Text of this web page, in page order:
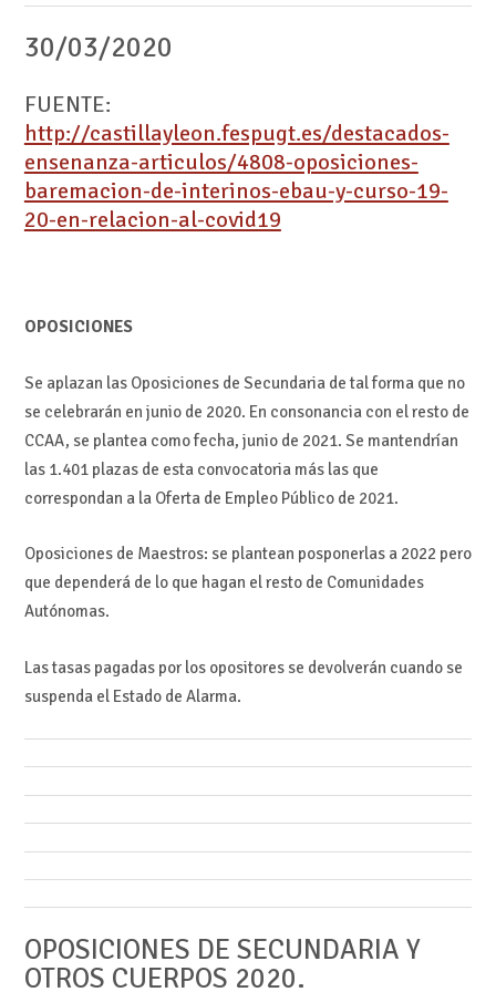
30/03/2020
FUENTE:
http://castillayleon.fespugt.es/destacados-
ensenanza-articulos/4808-oposiciones-
baremacion-de-interinos-ebau-y-curso-19-
20-en-relacion-al-covid19
OPOSICIONES
Se aplazan las Oposiciones de Secundaria de tal forma que no
se celebrarán en junio de 2020. En consonancia con el resto de
CCAA, se plantea como fecha, junio de 2021. Se mantendrían
las 1.401 plazas de esta convocatoria más las que
correspondan a la Oferta de Empleo Público de 2021.
Oposiciones de Maestros: se plantean posponerlas a 2022 pero
que dependerá de lo que hagan el resto de Comunidades
Autónomas.
Las tasas pagadas por los opositores se devolverán cuando se
suspenda el Estado de Alarma.
OPOSICIONES DE SECUNDARIA Y
OTROS CUERPOS 2020.